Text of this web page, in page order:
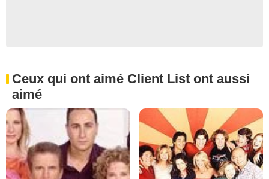
Ceux qui ont aimé Client List ont aussi
aimé